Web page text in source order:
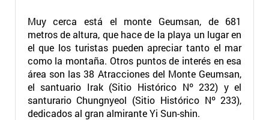
Muy cerca está el monte Geumsan, de 681
metros de altura, que hace de la playa un lugar en
el que los turistas pueden apreciar tanto el mar
como la montaña. Otros puntos de interés en esa
área son las 38 Atracciones del Monte Geumsan,
el santuario Irak (Sitio Histórico Nº 232) y el
santurario Chungnyeol (Sitio Histórico Nº 233),
dedicados al gran almirante Yi Sun-shin.